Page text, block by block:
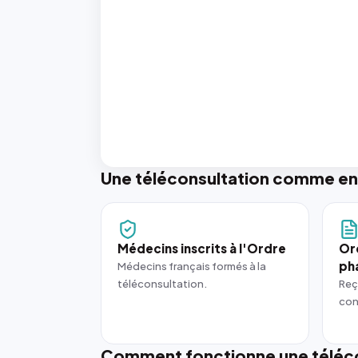
Une téléconsultation comme
Médecins inscrits à l'Ordre
Médecins français formés à la
téléconsultation.